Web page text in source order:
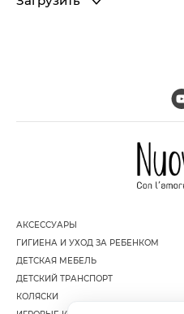
АКСЕССУАРЫ
ГИГИЕНА И УХОД ЗА РЕБЕНКОМ
ДЕТСКАЯ МЕБЕЛЬ
ДЕТСКИЙ ТРАНСПОРТ
КОЛЯСКИ